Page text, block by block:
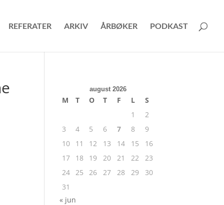
REFERATER ARKIV ÅRBØKER PODKAST
august 2026
M T O T F L
S
1
2
3
4 5 6 7 8
9
10
11 12 13 14 15
16
17
18 19 20 21 22
23
24 25 26 27 28 29
30
31
« jun